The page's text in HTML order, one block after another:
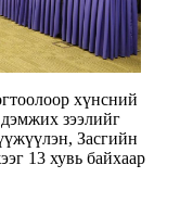
хүнсний
зээлийг
Засгийн
13 хувь байхаар